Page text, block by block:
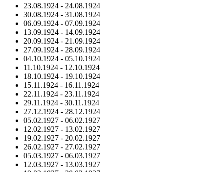
23.08.1924 - 24.08.1924
30.08.1924 - 31.08.1924
06.09.1924 - 07.09.1924
13.09.1924 - 14.09.1924
20.09.1924 - 21.09.1924
27.09.1924 - 28.09.1924
04.10.1924 - 05.10.1924
11.10.1924 - 12.10.1924
18.10.1924 - 19.10.1924
15.11.1924 - 16.11.1924
22.11.1924 - 23.11.1924
29.11.1924 - 30.11.1924
27.12.1924 - 28.12.1924
05.02.1927 - 06.02.1927
12.02.1927 - 13.02.1927
19.02.1927 - 20.02.1927
26.02.1927 - 27.02.1927
05.03.1927 - 06.03.1927
12.03.1927 - 13.03.1927